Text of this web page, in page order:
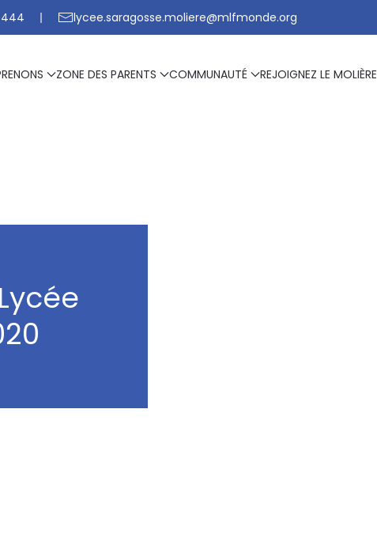
444 lycee.saragosse.moliere@mlfmonde.org
ZONE DES PARENTS COMMUNAUTÉ REJOIGNEZ LE MOLIÈRE